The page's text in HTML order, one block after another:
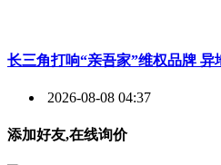
长三角打响“亲吾家”维权品牌 异
2026-08-08 04:37
添加好友,在线询价